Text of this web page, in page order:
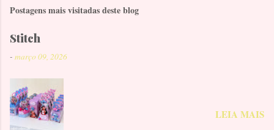
Postagens mais visitadas deste blog
Stitch
- março 09, 2026
LEIA MAIS